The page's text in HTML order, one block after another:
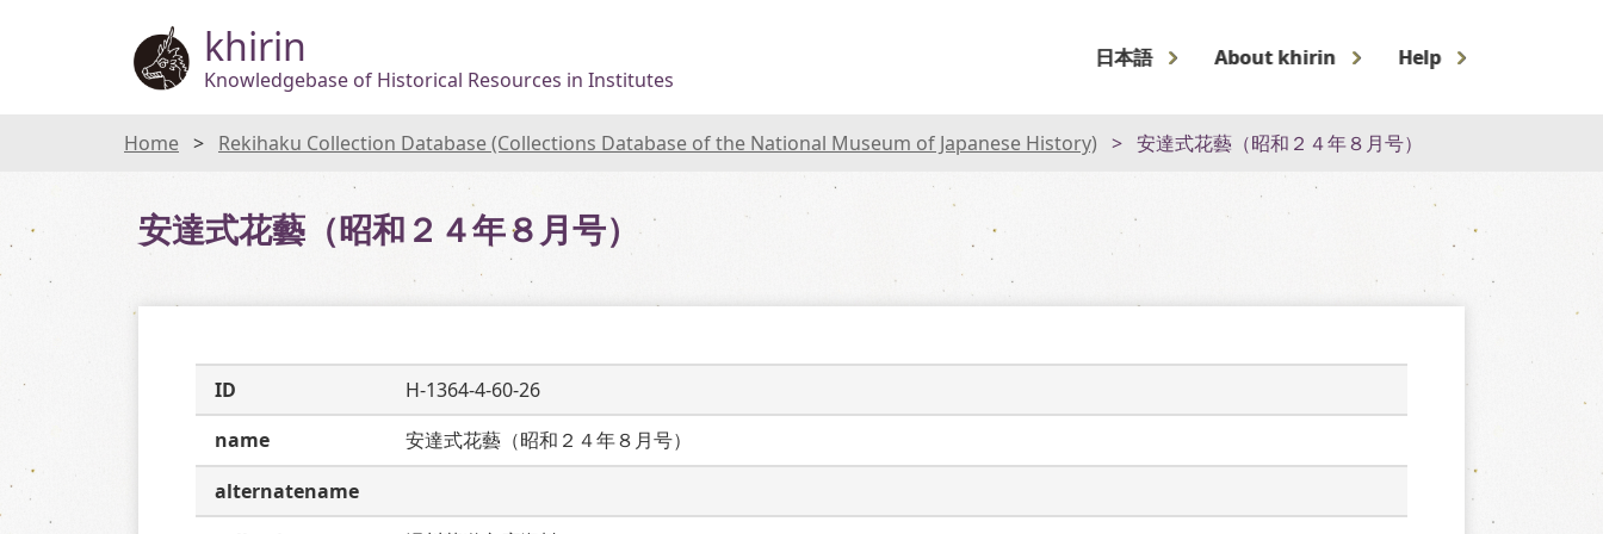
khirin
Knowledgebase of Historical Resources in Institutes
日本語 About khirin Help
Home Rekihaku Collection Database (Collections Database of the National Museum of Japanese History) 安達式花藝（昭和２４年８月号）
安達式花藝（昭和２４年８月号）
ID
H-1364-4-60-26
name
安達式花藝（昭和２４年８月号）
alternatename